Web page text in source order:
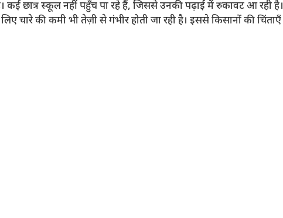
कई छात्र स्कूल नहीं पहुँच पा रहे हैं, जिससे उनकी पढ़ाई में रुकावट आ रही है।
की कमी भी तेज़ी से गंभीर होती जा रही है। इससे किसानों की चिंताएँ